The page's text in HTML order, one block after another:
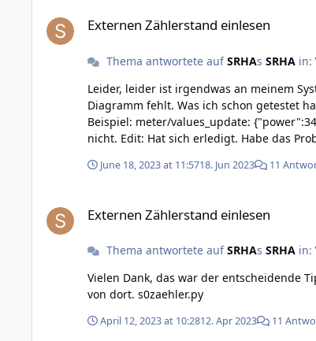
Externen Zählerstand einlesen
Thema antwortete aufSRHAs SRHAin:
Leider, leider ist irgendwas an meinem
Diagramm fehlt. Was ich schon getestet habe: - Python Script läuft, Pulse werden detektiert und die Werte weitergegeben. - Der MQTT Broker schickt die Werte an die Box.
Beispiel: meter/values_update: {"power":3407, "energy_rel":20.790,
nicht. Edit: Hat sich erledigt. Habe das Problem gefunden: Der S0zaehler Service muss auch neu gestartet werden, wenn man ein Firmware-Update der Warp macht, da die
June 18, 2023 at 11:5718. Jun 2023 11
Externen Zählerstand einlesen
Thema antwortete aufSRHAs SRHAin:
Vielen Dank, das war der entscheidende
von dort. s0zaehler.py
April 12, 2023 at 10:2812. Apr 2023 11